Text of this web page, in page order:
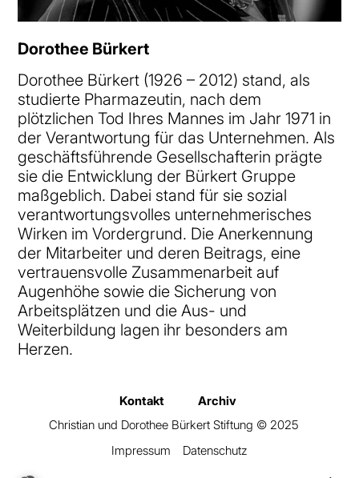
Dorothee Bürkert
Dorothee Bürkert (1926 – 2012) stand, als
studierte Pharmazeutin, nach dem
plötzlichen Tod Ihres Mannes im Jahr 1971 in
der Verantwortung für das Unternehmen. Als
geschäftsführende Gesellschafterin prägte
sie die Entwicklung der Bürkert Gruppe
maßgeblich. Dabei stand für sie sozial
verantwortungsvolles unternehmerisches
Wirken im Vordergrund. Die Anerkennung
der Mitarbeiter und deren Beitrags, eine
vertrauensvolle Zusammenarbeit auf
Augenhöhe sowie die Sicherung von
Arbeitsplätzen und die Aus- und
Weiterbildung lagen ihr besonders am
Herzen.
Kontakt
Archiv
Christian und Dorothee Bürkert Stiftung © 2025
Impressum
Datenschutz